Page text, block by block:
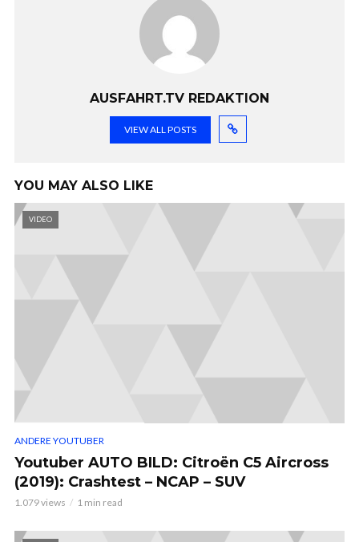
AUSFAHRT.TV REDAKTION
VIEW ALL POSTS
YOU MAY ALSO LIKE
VIDEO
ANDERE YOUTUBER
Youtuber AUTO BILD: Citroën C5 Aircross
(2019): Crashtest – NCAP – SUV
1.079 views 1 min read